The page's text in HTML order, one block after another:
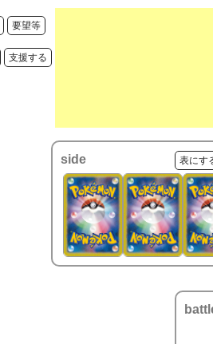
要望等
支援する
side 表にす